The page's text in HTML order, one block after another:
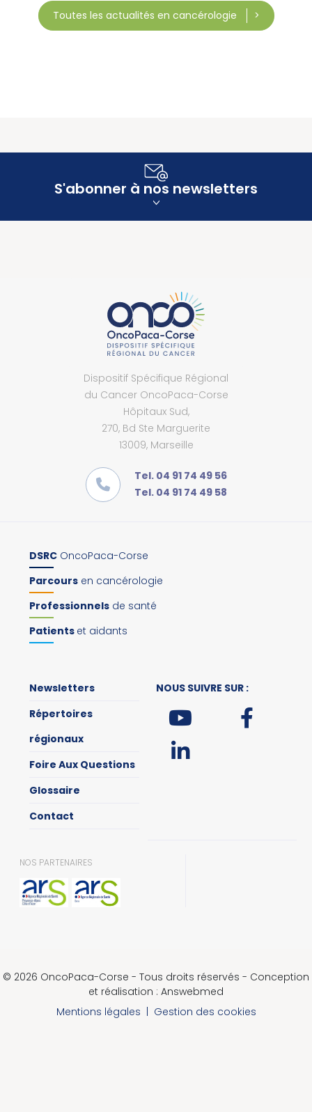
Toutes les actualités en cancérologie
S'abonner à nos newsletters
Dispositif Spécifique Régional
du Cancer OncoPaca-Corse
Hôpitaux Sud,
270, Bd Ste Marguerite
13009, Marseille
Tel. 04 91 74 49 56
Tel. 04 91 74 49 58
DSRC OncoPaca-Corse
Parcours en cancérologie
Professionnels de santé
Patients et aidants
Newsletters
Répertoires
régionaux
Foire Aux Questions
Glossaire
Contact
NOUS SUIVRE SUR :
NOS PARTENAIRES
© 2026 OncoPaca-Corse - Tous droits réservés - Conception
et réalisation : Answebmed
Mentions légales | Gestion des cookies